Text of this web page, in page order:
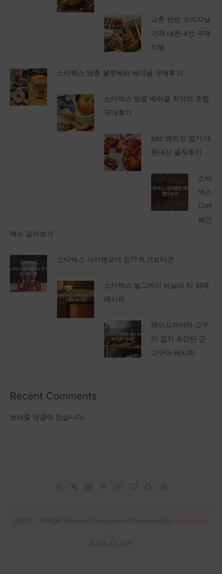
교촌 반반 오리지날
가격 내돈내산 구매
리뷰
스타벅스 탕종 블루베리 베이글 구매후기
스타벅스 탕종 베이글 최악의 조합
구매후기
bhc 레드킹 맵기 내
돈내산 솔직후기
스타
벅스
디카
페인
메뉴 알아보기
스타벅스 사이렌오더 란?? ft.기프티콘
스타벅스 얼그레이 바닐라 티 라떼
레시피
에어프라이어 고구
마 굽기 초간단 군
고구마 레시피
Recent Comments
보여줄 댓글이 없습니다.
@2021 - All Right Reserved. Designed and Developed by
BACK TO TOP